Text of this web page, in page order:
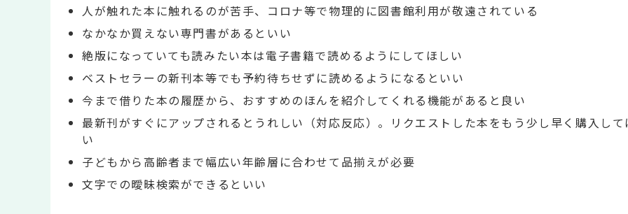
人が触れた本に触れるのが苦手、コロナ等で物理的に図書館利用が敬遠されている
なかなか買えない専門書があるといい
絶版になっていても読みたい本は電子書籍で読めるようにしてほしい
ベストセラーの新刊本等でも予約待ちせずに読めるようになるといい
今まで借りた本の履歴から、おすすめのほんを紹介してくれる機能があると良い
最新刊がすぐにアップされるとうれしい（対応反応）。リクエストした本をもう少し早く購入し
い
子どもから高齢者まで幅広い年齢層に合わせて品揃えが必要
文字での曖昧検索ができるといい